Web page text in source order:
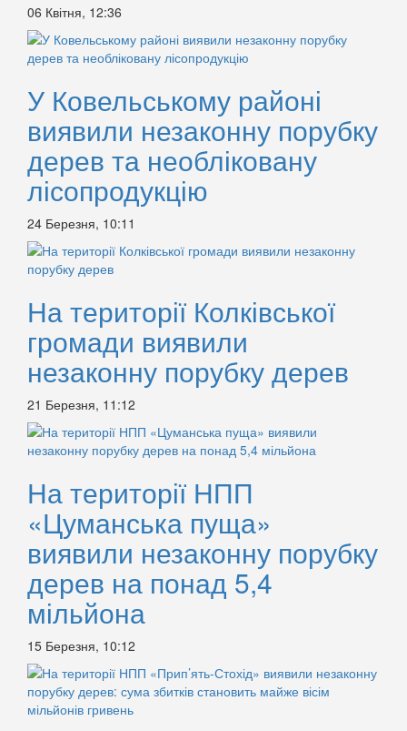
06 Квітня, 12:36
У Ковельському районі
виявили незаконну порубку
дерев та необліковану
лісопродукцію
24 Березня, 10:11
На території Колківської
громади виявили
незаконну порубку дерев
21 Березня, 11:12
На території НПП
«Цуманська пуща»
виявили незаконну порубку
дерев на понад 5,4
мільйона
15 Березня, 10:12